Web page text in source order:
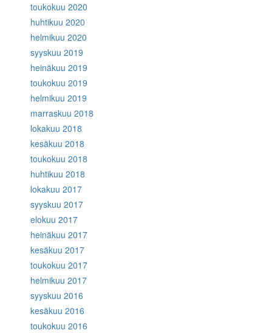
toukokuu 2020
huhtikuu 2020
helmikuu 2020
syyskuu 2019
heinäkuu 2019
toukokuu 2019
helmikuu 2019
marraskuu 2018
lokakuu 2018
kesäkuu 2018
toukokuu 2018
huhtikuu 2018
lokakuu 2017
syyskuu 2017
elokuu 2017
heinäkuu 2017
kesäkuu 2017
toukokuu 2017
helmikuu 2017
syyskuu 2016
kesäkuu 2016
toukokuu 2016